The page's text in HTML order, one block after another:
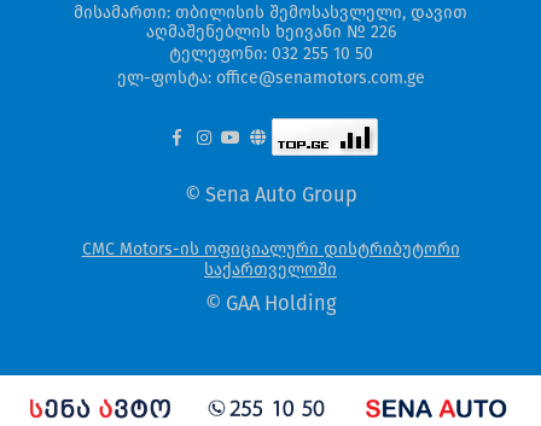
მისამართი: თბილისის შემოსასვლელი, დავით
აღმაშენებლის ხეივანი № 226
ტელეფონი: 032 255 10 50
ელ-ფოსტა: office@senamotors.com.ge
© Sena Auto Group
CMC Motors-ის ოფიციალური დისტრიბუტორი
საქართველოში
© GAA Holding